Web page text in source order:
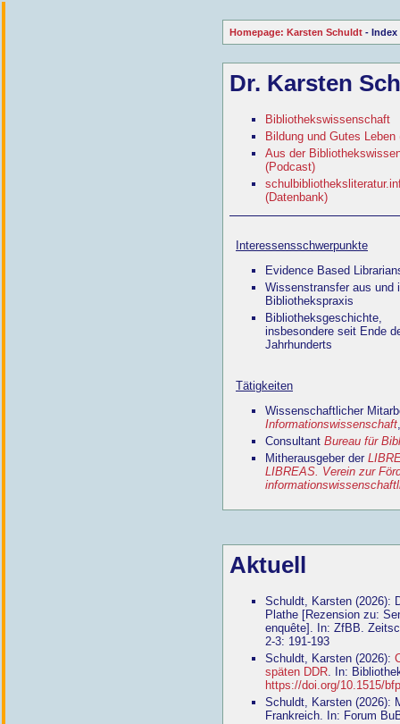
Homepage: Karsten Schuldt - Index
Dr. Karsten
Bibliothekswissenschaft
Bildung und Gutes Leben
Aus der
(Podcast)
(Datenbank)
Interessensschwerpunkte
Evidence Based
Wissenstransfer aus und
Bibliothekspraxis
Bibliotheksgeschichte,
insbesondere seit Ende
Jahrhunderts
Tätigkeiten
Wissenschaftlicher
Informationswissenschaft
Consultant Bureau für
Mitherausgeber der
LIBREAS. Verein zur
Aktuell
Schuldt, Karsten (2026):
Plathe [Rezension zu:
enquête]. In: ZfBB.
2-3: 191-193
Schuldt, Karsten (2026):
späten DDR. In:
https://doi.org/10.1515/
Schuldt, Karsten (2026):
Frankreich. In: Forum